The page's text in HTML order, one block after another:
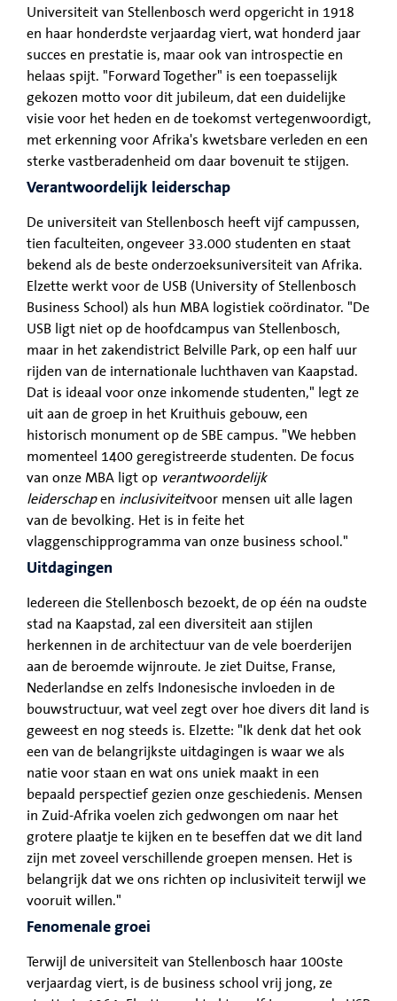
Universiteit van Stellenbosch werd opgericht in 1918
en haar honderdste verjaardag viert, wat honderd jaar
succes en prestatie is, maar ook van introspectie en
helaas spijt. "Forward Together" is een toepasselijk
gekozen motto voor dit jubileum, dat een duidelijke
visie voor het heden en de toekomst vertegenwoordigt,
met erkenning voor Afrika's kwetsbare verleden en een
sterke vastberadenheid om daar bovenuit te stijgen.
Verantwoordelijk leiderschap
De universiteit van Stellenbosch heeft vijf campussen,
tien faculteiten, ongeveer 33.000 studenten en staat
bekend als de beste onderzoeksuniversiteit van Afrika.
Elzette werkt voor de USB (University of Stellenbosch
Business School) als hun MBA logistiek coördinator. "De
USB ligt niet op de hoofdcampus van Stellenbosch,
maar in het zakendistrict Belville Park, op een half uur
rijden van de internationale luchthaven van Kaapstad.
Dat is ideaal voor onze inkomende studenten," legt ze
uit aan de groep in het Kruithuis gebouw, een
historisch monument op de SBE campus. "We hebben
momenteel 1400 geregistreerde studenten. De focus
van onze MBA ligt op verantwoordelijk
leiderschapen inclusiviteitvoor mensen uit alle lagen
van de bevolking. Het is in feite het
vlaggenschipprogramma van onze business school."
Uitdagingen
Iedereen die Stellenbosch bezoekt, de op één na oudste
stad na Kaapstad, zal een diversiteit aan stijlen
herkennen in de architectuur van de vele boerderijen
aan de beroemde wijnroute. Je ziet Duitse, Franse,
Nederlandse en zelfs Indonesische invloeden in de
bouwstructuur, wat veel zegt over hoe divers dit land is
geweest en nog steeds is. Elzette: "Ik denk dat het ook
een van de belangrijkste uitdagingen is waar we als
natie voor staan en wat ons uniek maakt in een
bepaald perspectief gezien onze geschiedenis. Mensen
in Zuid-Afrika voelen zich gedwongen om naar het
grotere plaatje te kijken en te beseffen dat we dit land
zijn met zoveel verschillende groepen mensen. Het is
belangrijk dat we ons richten op inclusiviteit terwijl we
vooruit willen."
Fenomenale groei
Terwijl de universiteit van Stellenbosch haar 100ste
verjaardag viert, is de business school vrij jong, ze